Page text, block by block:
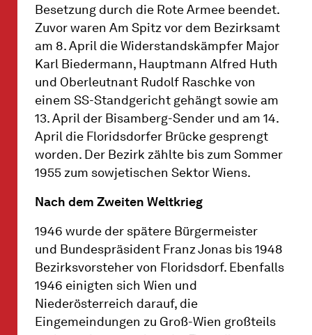
Besetzung durch die Rote Armee beendet.
Zuvor waren Am Spitz vor dem Bezirksamt
am 8. April die Widerstandskämpfer Major
Karl Biedermann, Hauptmann Alfred Huth
und Oberleutnant Rudolf Raschke von
einem SS-Standgericht gehängt sowie am
13. April der Bisamberg-Sender und am 14.
April die Floridsdorfer Brücke gesprengt
worden. Der Bezirk zählte bis zum Sommer
1955 zum sowjetischen Sektor Wiens.
Nach dem Zweiten Weltkrieg
1946 wurde der spätere Bürgermeister
und Bundespräsident Franz Jonas bis 1948
Bezirksvorsteher von Floridsdorf. Ebenfalls
1946 einigten sich Wien und
Niederösterreich darauf, die
Eingemeindungen zu Groß-Wien großteils